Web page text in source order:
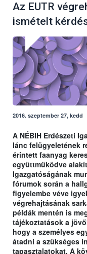
Az EUTR
ismételt
2016. szeptember 27, kedd
A NÉBIH Erdészeti
lánc felügyeletének
érintett faanyag
együttműködve
Igazgatóságának
fórumok során a
figyelembe véve
végrehajtásának
példák mentén is
tájékoztatások a
hogy a személyes
átadni a szükséges
tapasztalatokat. A